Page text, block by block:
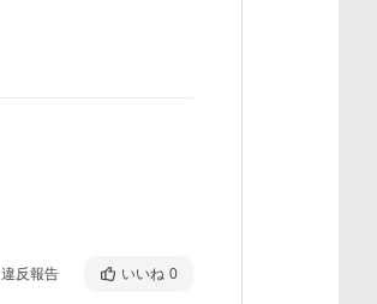
違反報告 いいね 0